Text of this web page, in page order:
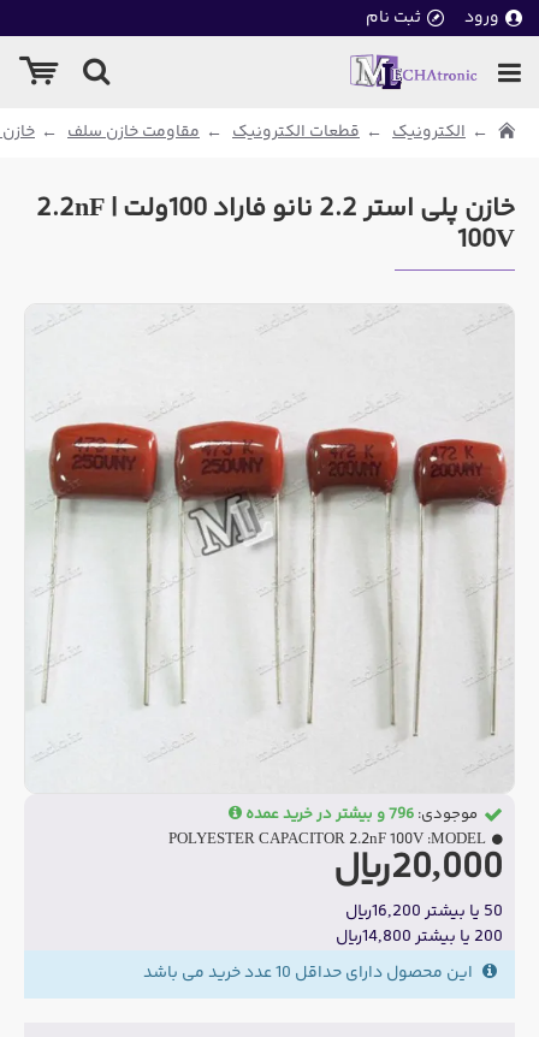
ورود ثبت نام
الکترونیک قطعات الکترونیک مقاومت خازن سلف
خازن پلی استر 2.2 نانو فاراد 100ولت | 2.2nF
100V
20,000ریال
50 یا بیشتر 16,200ریال
200 یا بیشتر 14,800ریال
موجودی: 796 و بیشتر در خرید عمده
MODEL:
POLYESTER CAPACITOR 2.2nF 100V
این محصول دارای حداقل 10 عدد خرید می باشد